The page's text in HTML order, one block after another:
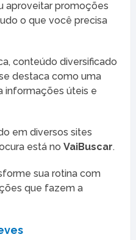
aproveitar promoções
o que você precisa
conteúdo diversificado
destaca como uma
informações úteis e
em diversos sites
está no VaiBuscar.
sua rotina com
que fazem a